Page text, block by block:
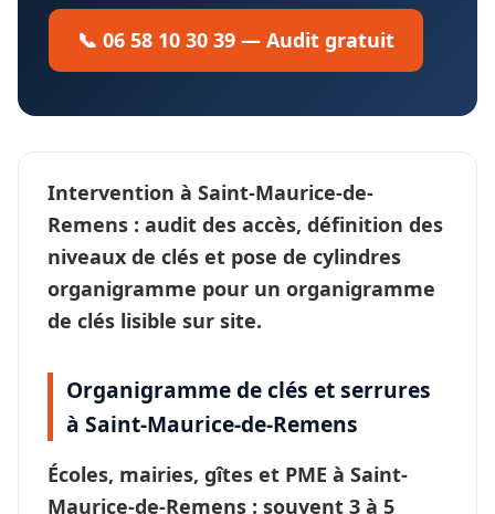
📞 06 58 10 30 39 — Audit gratuit
Intervention à Saint-Maurice-de-
Remens : audit des accès, définition des
niveaux de clés et pose de cylindres
organigramme pour un organigramme
de clés lisible sur site.
Organigramme de clés et serrures
à Saint-Maurice-de-Remens
Écoles, mairies, gîtes et PME à Saint-
Maurice-de-Remens : souvent 3 à 5